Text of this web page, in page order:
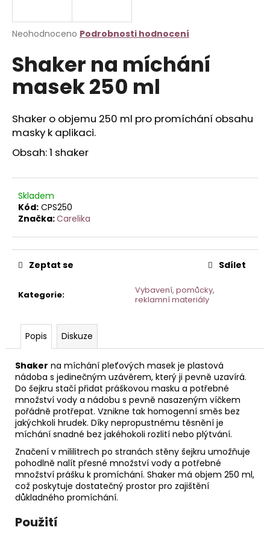
Průměrné
produktu
je
hvězdiček.
Neohodnoceno Podrobnosti hodnocení
Shaker na míchání
masek 250 ml
Shaker o objemu 250 ml pro promíchání obsahu
masky k aplikaci.
Obsah: 1 shaker
Skladem
Kód: CPS250
Značka:Carelika
Kategorie:
Vybavení, pomůcky,
reklamní materiály
Zeptat se Sdílet
Popis Diskuze
Shaker na míchání pleťových masek je plastová
nádoba s jedinečným uzávěrem, který ji pevně uzavírá.
Do šejkru stačí přidat práškovou masku a potřebné
množství vody a nádobu s pevně nasazeným víčkem
pořádně protřepat. Vznikne tak homogenní směs bez
jakýchkoli hrudek. Díky nepropustnému těsnění je
míchání snadné bez jakéhokoli rozlití nebo plýtvání.
Značení v mililitrech po stranách stěny šejkru umožňuje
pohodlně nalít přesné množství vody a potřebné
množství prášku k promíchání. Shaker má objem 250 ml,
což poskytuje dostatečný prostor pro zajištění
důkladného promíchání.
Použití
j
t
?
D
o
p
r
u
č
m
STERILNÍ
NÁSTAVCE
PRO
DERMAPERO
DERMALIGHTPEN
A
DERMAQUATRO
JEHLIČEK